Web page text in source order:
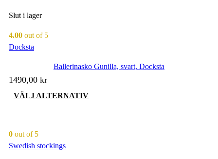
kan
Slut i lager
4.00 out of 5
Docksta
Ballerinasko Gunilla, svart, Docksta
1490,00 kr
VÄLJ ALTERNATIV
0 out of 5
Swedish stockings